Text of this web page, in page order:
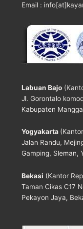
Email :
Labuan Bajo
Jl. Gorontalo
Kabupaten
Yogyakarta
Jalan Randu,
Gamping, Sleman,
Bekasi (Kantor
Taman Cikas C17
Pekayon Jaya,